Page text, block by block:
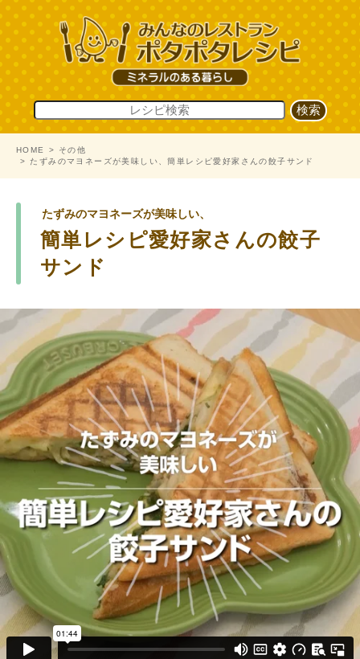
HOME
その他
たずみのマヨネーズが美味しい、簡単レシピ愛好家さんの餃子サンド
たずみのマヨネーズが美味しい、
簡単レシピ愛好家さんの餃子
サンド